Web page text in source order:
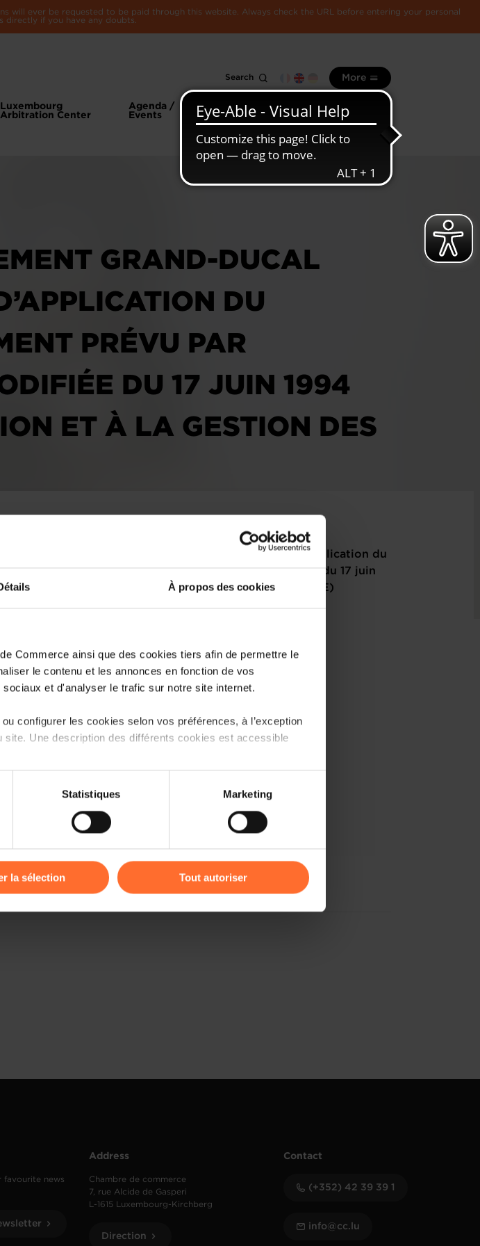
À propos des cookies
Commerce ainsi que des cookies tiers afin de permettre le
le contenu et les annonces en fonction de vos
et d'analyser le trafic sur notre site internet.
configurer les cookies selon vos préférences, à l’exception
Une description des différents cookies est accessible
(ex : lecture de vidéos, partage sur les réseaux
Statistiques Marketing
la sélection Tout autoriser
will ever be requested to be paid through this website. Always check the URL before entering your personal
directly if you have any doubts.
Search More
Luxembourg
Arbitration Center
Agenda /
Events
information
Luxembourg
economy
GRAND-DUCAL
DU
PRÉVU PAR
DU 17 JUIN 1994
ET À LA GESTION DES
de règlement grand-ducal fixant les modalités d’application du
prévu par l’article 11 de la loi modifiée du 17 juin
à la prévention et à la gestion des déchets. (3122BJE)
favourite news
Address
Chambre de commerce
7, rue Alcide de Gasperi
L-1615 Luxembourg-Kirchberg
Direction
Contact
(+352) 42 39 39 1
info@cc.lu